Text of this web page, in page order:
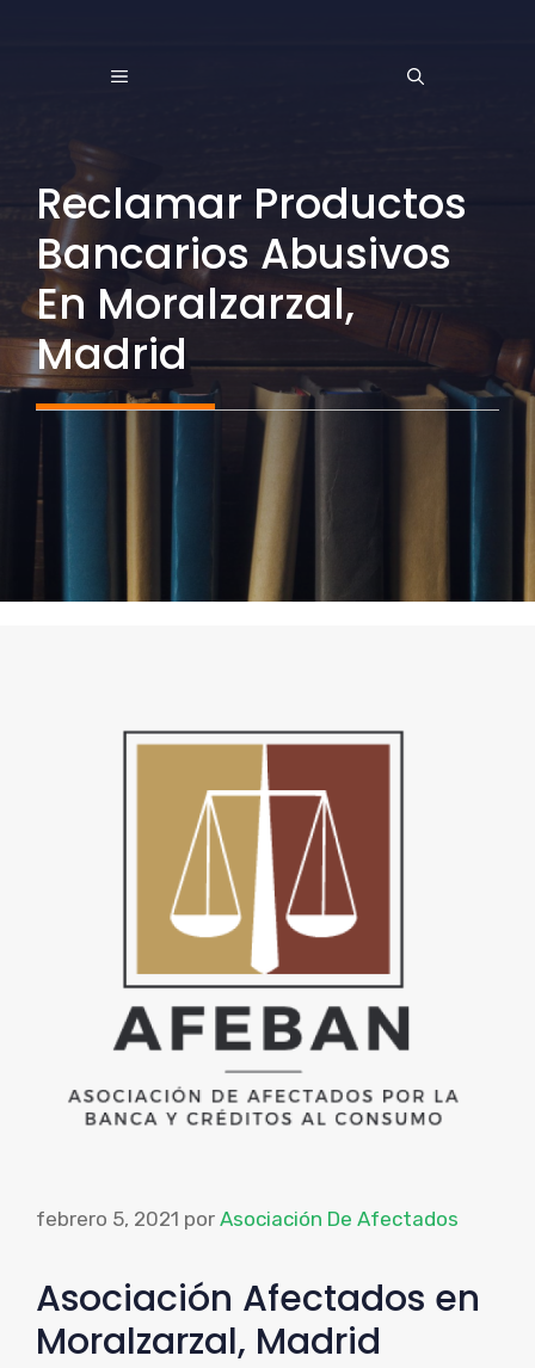
MENÚ
Reclamar Productos
Bancarios Abusivos
En Moralzarzal,
Madrid
febrero 5, 2021 por Asociación De Afectados
Asociación Afectados en
Moralzarzal, Madrid